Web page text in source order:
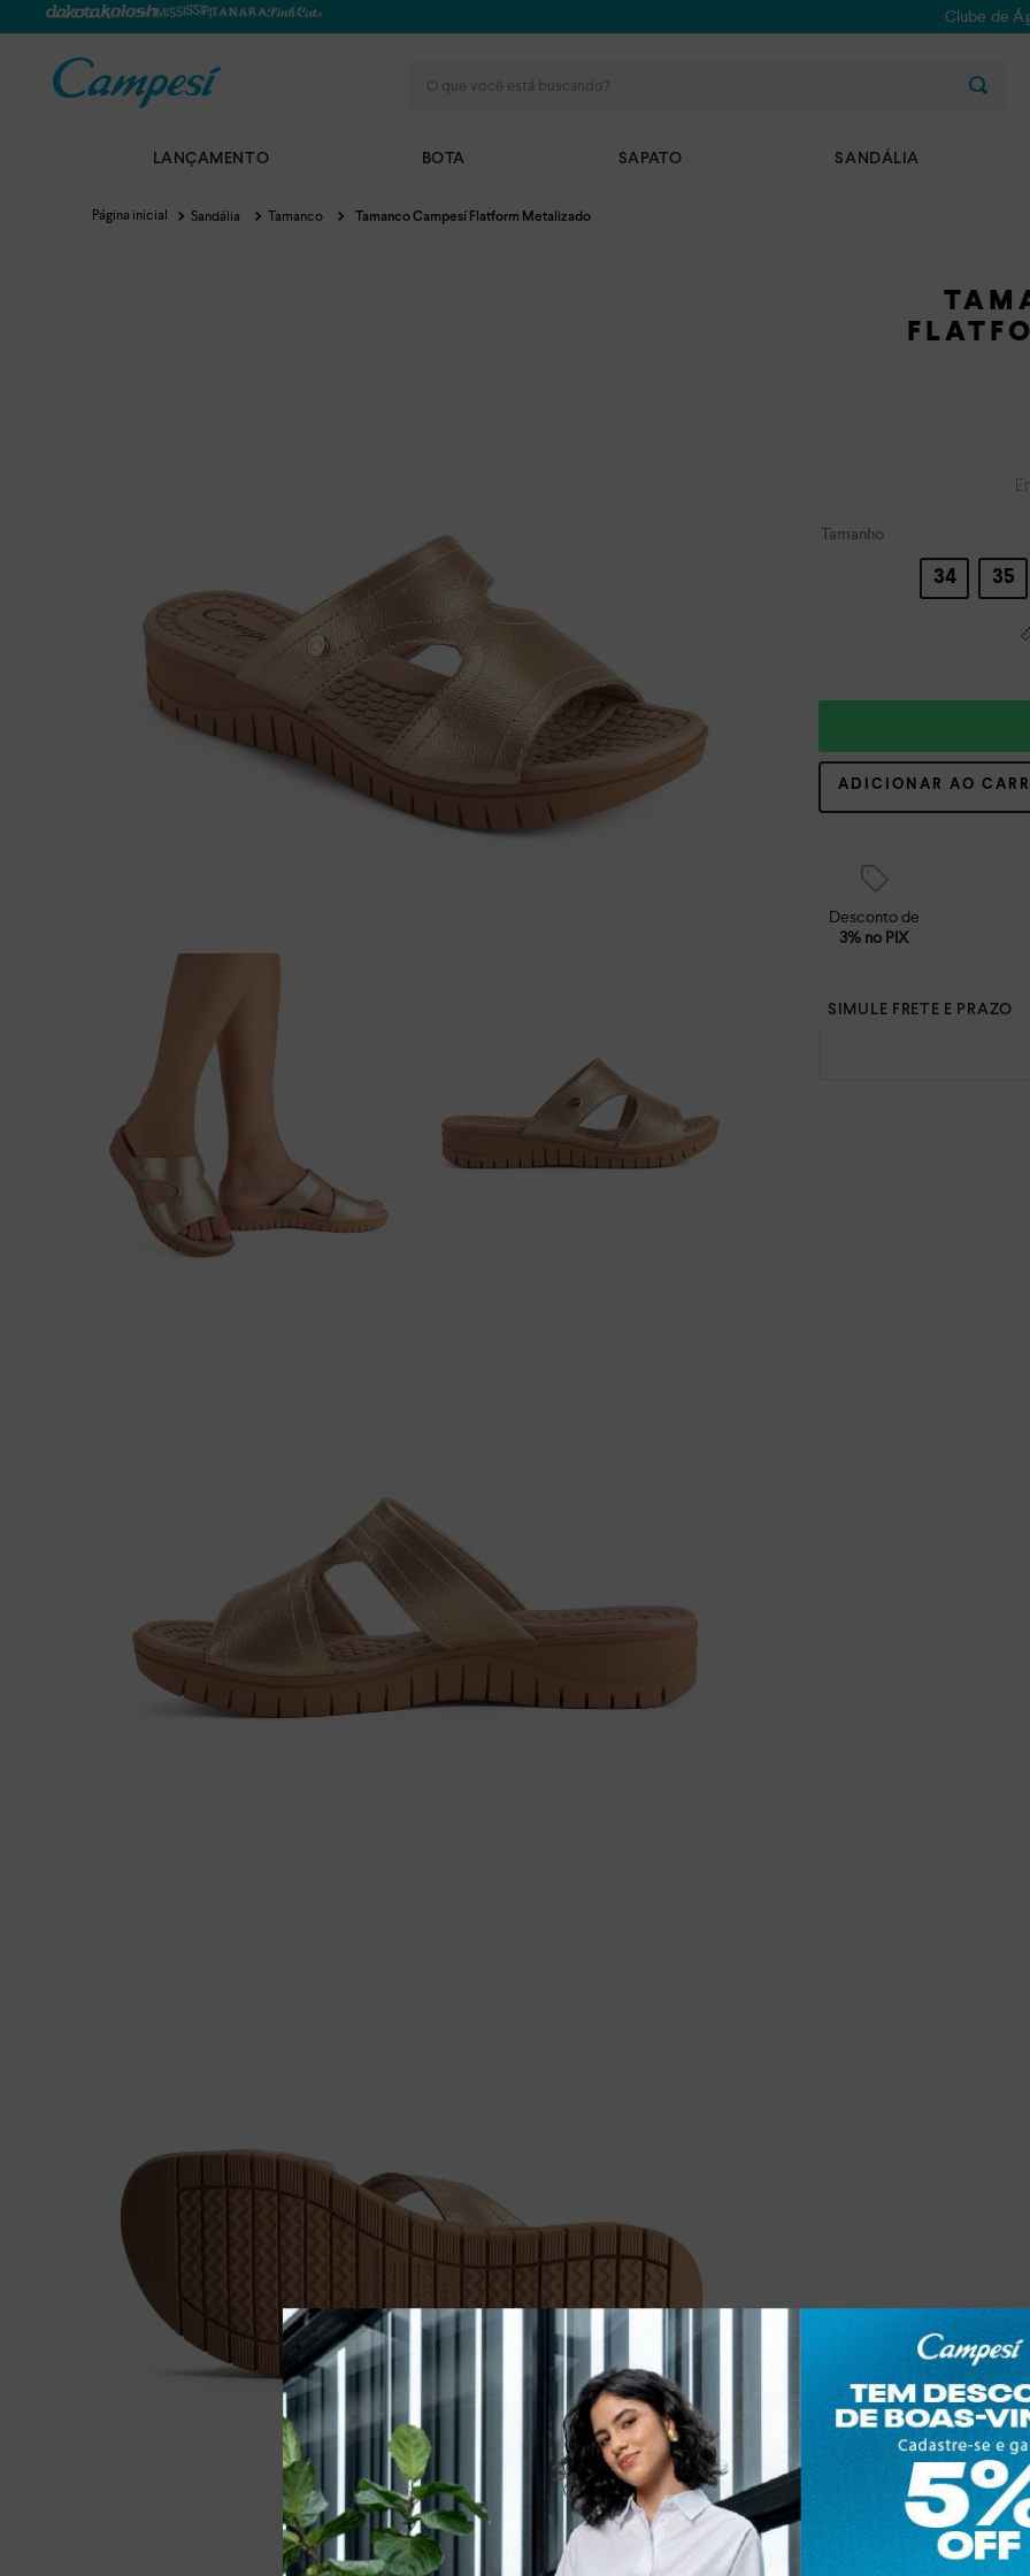
Clube de
LANÇAMENTO BOTA SAPATO SANDÁLIA
Sandália Tamanco Tamanco Campesí Flatform Metalizado
Tamanho
34 35
ADICIONAR AO
Desconto de
3% no PIX